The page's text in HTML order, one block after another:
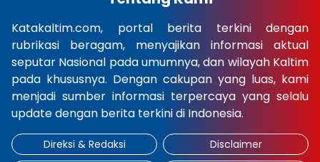
Katakaltim.com, portal berita terkini dengan
rubrikasi beragam, menyajikan informasi aktual
seputar Nasional pada umumnya, dan wilayah Kaltim
pada khususnya. Dengan cakupan yang luas, kami
menjadi sumber informasi terpercaya yang selalu
update dengan berita terkini di Indonesia.
Direksi & Redaksi
Disclaimer